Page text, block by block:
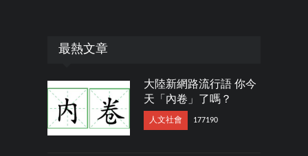
最熱文章
大陸新網路流行語 你今
天「內卷」了嗎？
人文社會 177190